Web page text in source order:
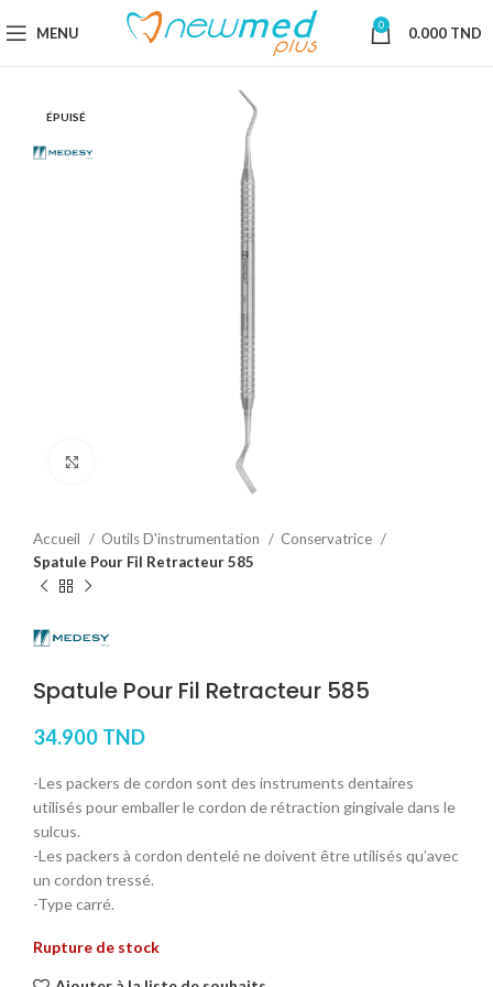
MENU 0 0.000 TND
ÉPUISÉ
Accueil Outils D'instrumentation
Conservatrice
Spatule Pour Fil Retracteur 585
Spatule Pour Fil Retracteur 585
34.900 TND
-Les packers de cordon sont des instruments dentaires
utilisés pour emballer le cordon de rétraction gingivale dans le
sulcus.
-Les packers à cordon dentelé ne doivent être utilisés qu’avec
un cordon tressé.
-Type carré.
Rupture de stock